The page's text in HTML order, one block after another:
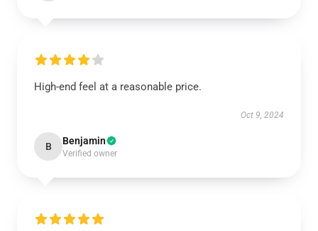
High-end feel at a reasonable price.
Oct 9, 2024
B Benjamin
Verified owner